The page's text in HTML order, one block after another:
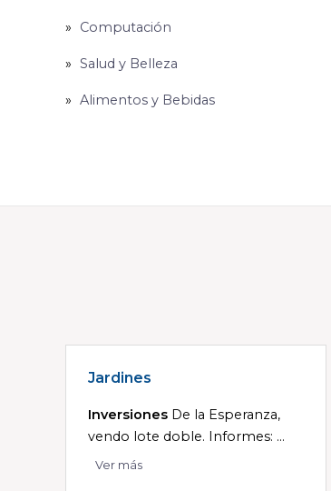
Computación
Salud y Belleza
Alimentos y Bebidas
Jardines
Inversiones De la Esperanza,
vendo lote doble. Informes: ...
Ver más